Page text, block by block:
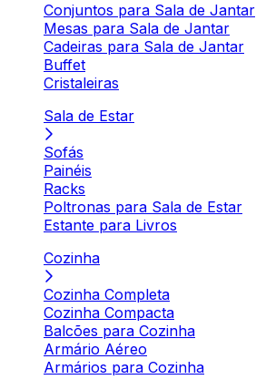
Conjuntos para Sala de Jantar
Mesas para Sala de Jantar
Cadeiras para Sala de Jantar
Buffet
Cristaleiras
Sala de Estar
Sofás
Painéis
Racks
Poltronas para Sala de Estar
Estante para Livros
Cozinha
Cozinha Completa
Cozinha Compacta
Balcões para Cozinha
Armário Aéreo
Armários para Cozinha